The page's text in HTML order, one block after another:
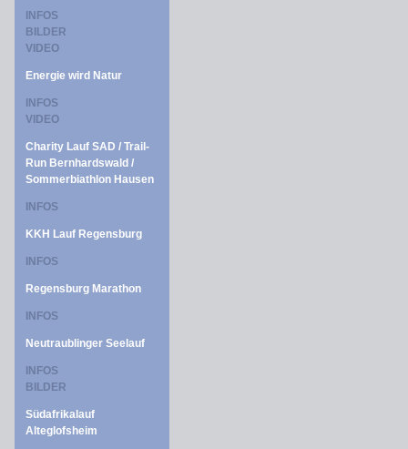
INFOS
BILDER
VIDEO
Energie wird Natur
INFOS
VIDEO
Charity Lauf SAD / Trail-
Run Bernhardswald /
Sommerbiathlon Hausen
INFOS
KKH Lauf Regensburg
INFOS
Regensburg Marathon
INFOS
Neutraublinger Seelauf
INFOS
BILDER
Südafrikalauf
Alteglofsheim